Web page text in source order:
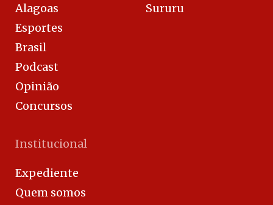
Alagoas
Esportes
Brasil
Podcast
Opinião
Concursos
Sururu
Institucional
Expediente
Quem somos